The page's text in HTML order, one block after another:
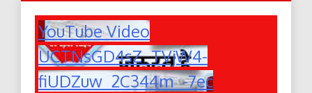
YouTube Video
UCTNsGD4sZ_TVjW4-
fiUDZuw_2C344m_-7ec